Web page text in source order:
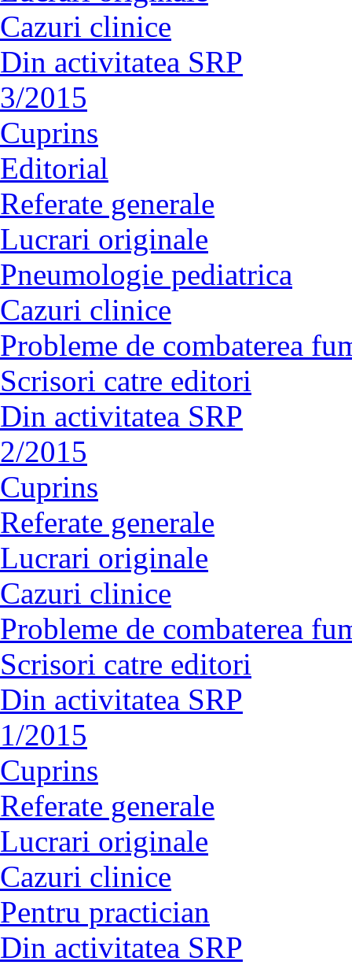
Cazuri clinice
Din activitatea SRP
3/2015
Cuprins
Editorial
Referate generale
Lucrari originale
Pneumologie pediatrica
Cazuri clinice
Probleme de combaterea
Scrisori catre editori
Din activitatea SRP
2/2015
Cuprins
Referate generale
Lucrari originale
Cazuri clinice
Probleme de combaterea
Scrisori catre editori
Din activitatea SRP
1/2015
Cuprins
Referate generale
Lucrari originale
Cazuri clinice
Pentru practician
Din activitatea SRP